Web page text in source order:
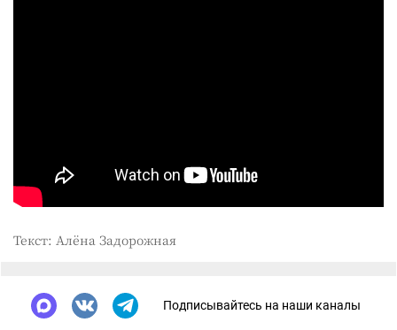
Текст: Алёна Задорожная
Подписывайтесь на наши каналы